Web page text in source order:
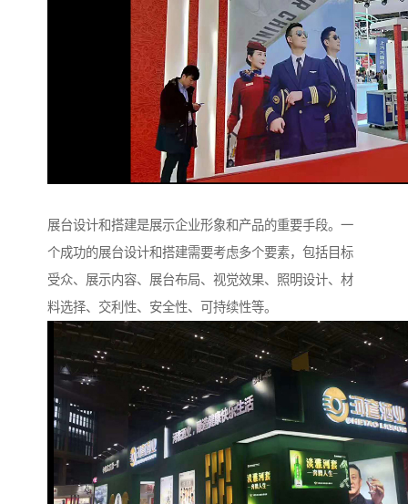
展台设计和搭建是展示企业形象和产品的重要手段。一
个成功的展台设计和搭建需要考虑多个要素，包括目标
受众、展示内容、展台布局、视觉效果、照明设计、材
料选择、交利性、安全性、可持续性等。